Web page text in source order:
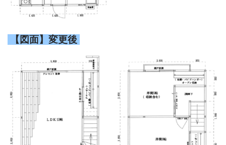
【図面】変更後